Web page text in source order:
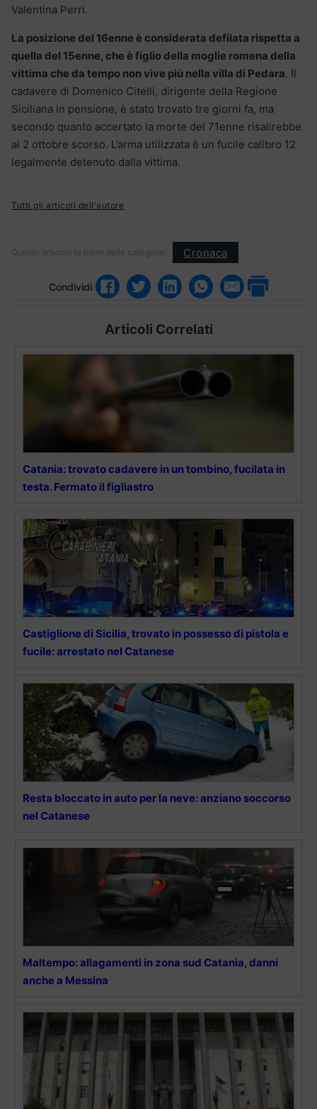
Valentina Perri.
La posizione del 16enne è considerata defilata rispetta a
quella del 15enne, che è figlio della moglie romena della
vittima che da tempo non vive più nella villa di Pedara. Il
cadavere di Domenico Citelli, dirigente della Regione
Siciliana in pensione, è stato trovato tre giorni fa, ma
secondo quanto accertato la morte del 71enne risalirebbe
al 2 ottobre scorso. L’arma utilizzata è un fucile calibro 12
legalmente detenuto dalla vittima.
Tutti gli articoli dell'autore
Questo articolo fa parte delle categorie: Cronaca
Condividi
Articoli Correlati
Catania: trovato cadavere in un tombino, fucilata in
testa. Fermato il figliastro
Castiglione di Sicilia, trovato in possesso di pistola e
fucile: arrestato nel Catanese
Resta bloccato in auto per la neve: anziano soccorso
nel Catanese
Maltempo: allagamenti in zona sud Catania, danni
anche a Messina